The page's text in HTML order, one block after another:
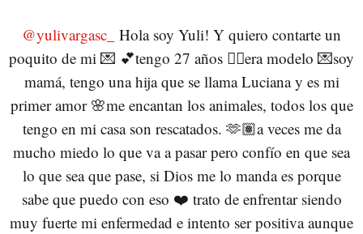
@yulivargasc_ Hola soy Yuli! Y quiero contarte un
poquito de mi 💌 💕tengo 27 años 👉🏻era modelo 💌soy
mamá, tengo una hija que se llama Luciana y es mi
primer amor 🌸me encantan los animales, todos los que
tengo en mi casa son rescatados. 🫶🏽a veces me da
mucho miedo lo que va a pasar pero confío en que sea
lo que sea que pase, si Dios me lo manda es porque
sabe que puedo con eso ❤️ trato de enfrentar siendo
muy fuerte mi enfermedad e intento ser positiva aunque